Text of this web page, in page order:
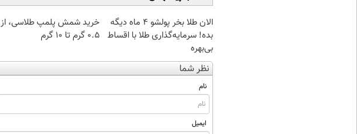
الان طلا بخر پولشو 4 ماه دیگه
بده! سرمایه‌گذاری طلا با اقساط
بی‌بهره
خرید شمش پلمپ طلاسی، از
۰.۵ گرم تا ۱۰ گرم
نظر شما
نام
ایمیل